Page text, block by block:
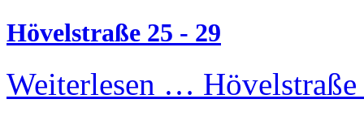
Hövelstraße 25 - 29
Weiterlesen …